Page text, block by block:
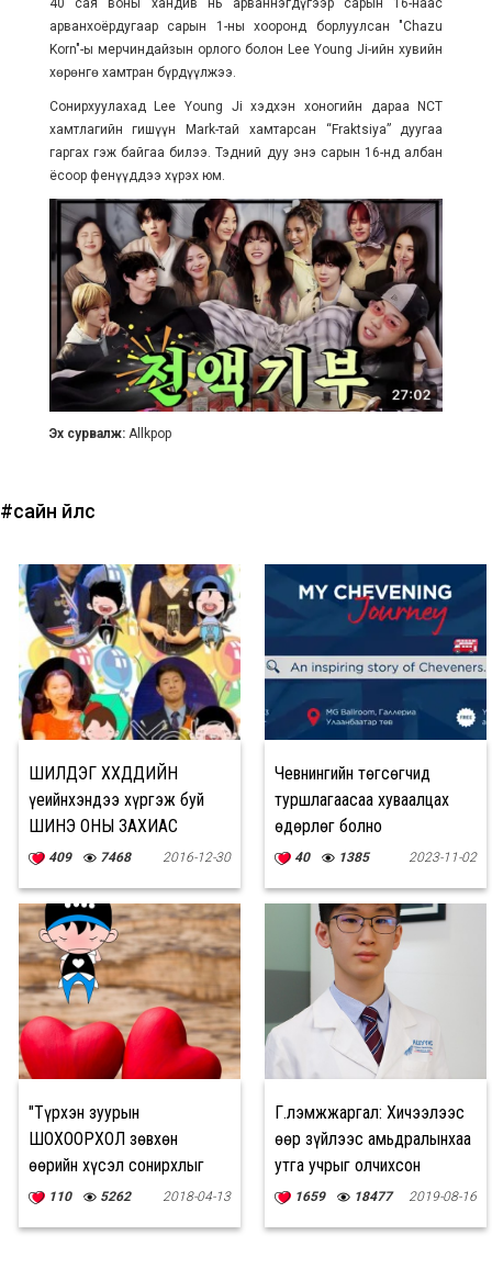
40 сая воны хандив нь арваннэгдүгээр сарын 16-наас
арванхоёрдугаар сарын 1-ны хооронд борлуулсан "Chazu
Korn"-ы мерчиндайзын орлого болон Lee Young Ji-ийн хувийн
хөрөнгө хамтран бүрдүүлжээ.
Сонирхуулахад Lee Young Ji хэдхэн хоногийн дараа NCT
хамтлагийн гишүүн Mark-тай хамтарсан “Fraktsiya” дуугаа
гаргах гэж байгаа билээ. Тэдний дуу энэ сарын 16-нд албан
ёсоор фенүүддээ хүрэх юм.
Эх сурвалж:Allkpop
#сайн үйлс
ШИЛДЭГ ХҮҮХДҮҮДИЙН
үеийнхэндээ хүргэж буй
ШИНЭ ОНЫ ЗАХИАС
409 7468 2016-12-30
Чевнингийн төгсөгчид
туршлагаасаа хуваалцах
өдөрлөг болно
40 1385 2023-11-02
"Түрхэн зуурын
ШОХООРХОЛ зөвхөн
өөрийн хүсэл сонирхлыг
харгалздаг"
110 5262 2018-04-13
Г.Үлэмжжаргал: Хичээлээс
өөр зүйлээс амьдралынхаа
утга учрыг олчихсон
хүүхдүүд бий
1659 18477 2019-08-16